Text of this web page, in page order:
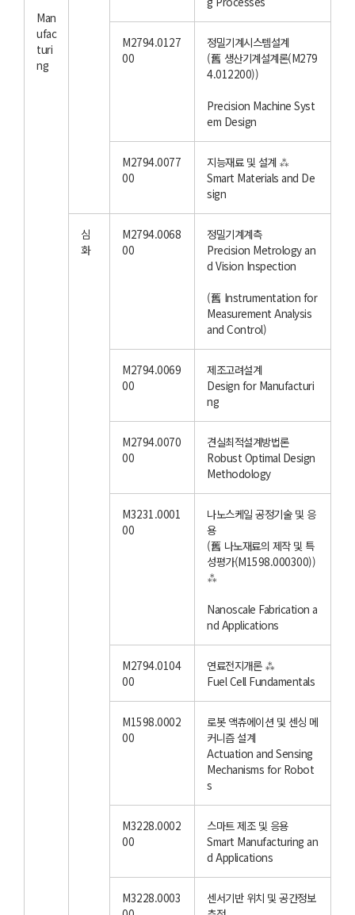
Man
ufac
turi
ng
M2794.0127
00
정밀기계시스템설계
(舊 생산기계설계론(M279
4.012200))
Precision Machine Syst
em Design
M2794.0077
00
지능재료 및 설계 ⁂
Smart Materials and De
sign
심
화
M2794.0068
00
정밀기계계측
Precision Metrology an
d Vision Inspection
(舊 Instrumentation for
Measurement Analysis
and Control)
M2794.0069
00
제조고려설계
Design for Manufacturi
ng
M2794.0070
00
견실최적설계방법론
Robust Optimal Design
Methodology
M3231.0001
00
나노스케일 공정기술 및 응
용
(舊 나노재료의 제작 및 특
성평가(M1598.000300))
⁂
Nanoscale Fabrication a
nd Applications
M2794.0104
00
연료전지개론 ⁂
Fuel Cell Fundamentals
M1598.0002
00
로봇 액츄에이션 및 센싱 메
커니즘 설계
Actuation and Sensing
Mechanisms for Robot
s
M3228.0002
00
스마트 제조 및 응용
Smart Manufacturing an
d Applications
M3228.0003
센서기반 위치 및 공간정보